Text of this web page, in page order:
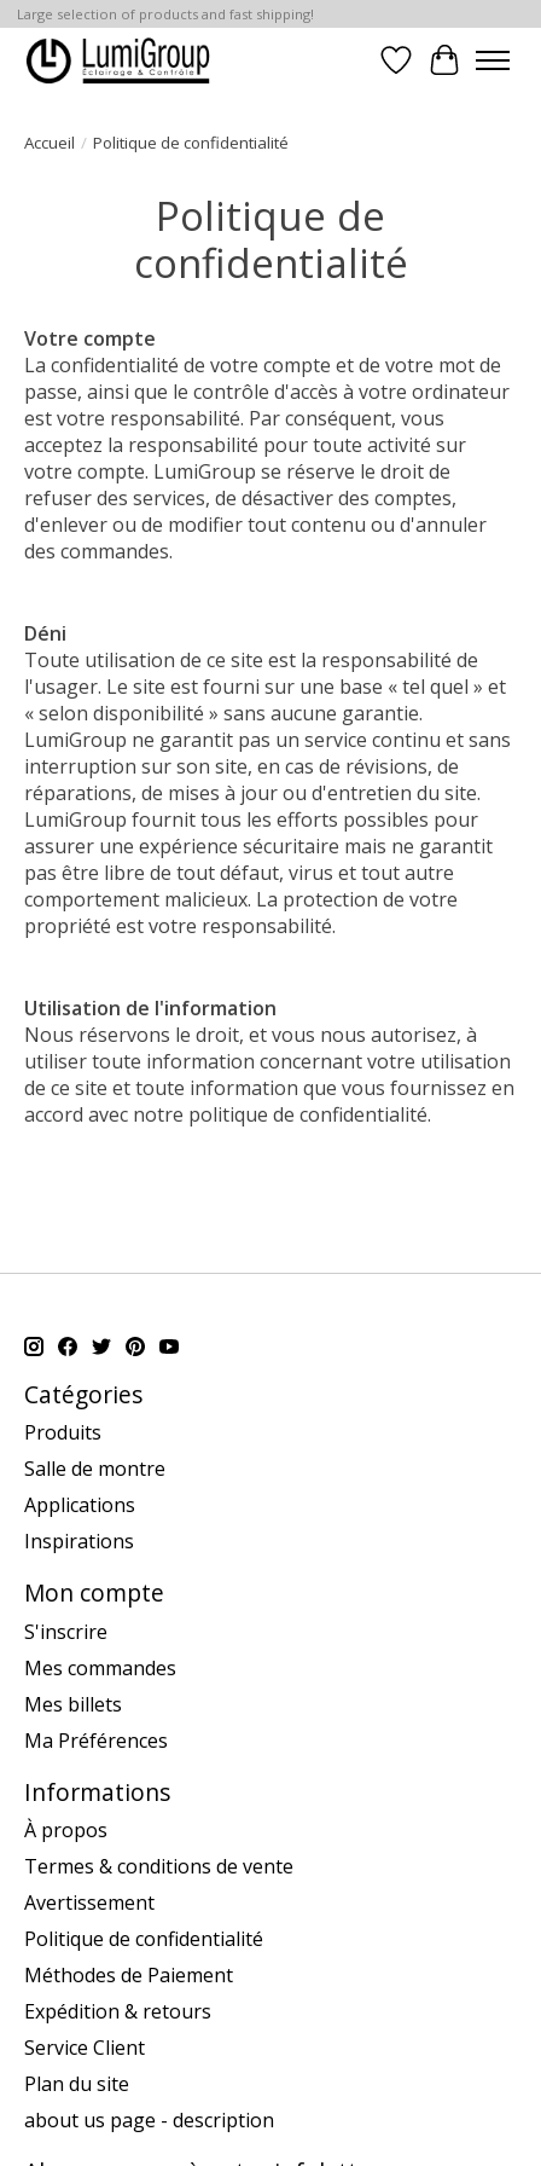
Large selection of products and fast shipping!
Liste dePanier
Accueil / Politique de confidentialité
Politique de
confidentialité
Votre compte
La confidentialité de votre compte et de votre mot de
passe, ainsi que le contrôle d'accès à votre ordinateur
est votre responsabilité. Par conséquent, vous
acceptez la responsabilité pour toute activité sur
votre compte. LumiGroup se réserve le droit de
refuser des services, de désactiver des comptes,
d'enlever ou de modifier tout contenu ou d'annuler
des commandes.
Déni
Toute utilisation de ce site est la responsabilité de
l'usager. Le site est fourni sur une base « tel quel » et
« selon disponibilité » sans aucune garantie.
LumiGroup ne garantit pas un service continu et sans
interruption sur son site, en cas de révisions, de
réparations, de mises à jour ou d'entretien du site.
LumiGroup fournit tous les efforts possibles pour
assurer une expérience sécuritaire mais ne garantit
pas être libre de tout défaut, virus et tout autre
comportement malicieux. La protection de votre
propriété est votre responsabilité.
Utilisation de l'information
Nous réservons le droit, et vous nous autorisez, à
utiliser toute information concernant votre utilisation
de ce site et toute information que vous fournissez en
accord avec notre politique de confidentialité.
Catégories
Produits
Salle de montre
Applications
Inspirations
Mon compte
S'inscrire
Mes commandes
Mes billets
Ma Préférences
Informations
À propos
Termes & conditions de vente
Avertissement
Politique de confidentialité
Méthodes de Paiement
Expédition & retours
Service Client
Plan du site
about us page - description